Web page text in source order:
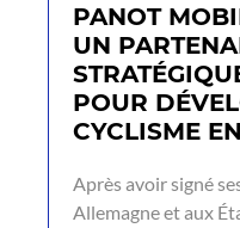
PANOT
UN
POUR
CYCLISME
Après avoir signé
Allemagne et aux